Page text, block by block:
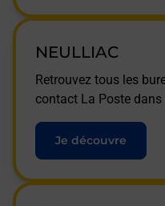
NEULLIAC
Retrouvez tous les
contact La Poste
Je découvre